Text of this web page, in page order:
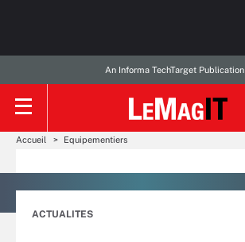
An Informa TechTarget Publication
Accueil Equipementiers
ACTUALITES